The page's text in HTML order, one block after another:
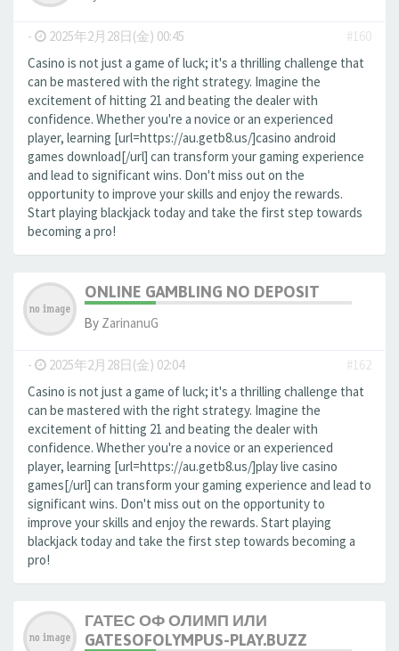
- 2025年2月28日(金) 00:45
#160
Casino is not just a game of luck; it's a thrilling challenge that
can be mastered with the right strategy. Imagine the
excitement of hitting 21 and beating the dealer with
confidence. Whether you're a novice or an experienced
player, learning [url=https://au.getb8.us/]casino android
games download[/url] can transform your gaming experience
and lead to significant wins. Don't miss out on the
opportunity to improve your skills and enjoy the rewards.
Start playing blackjack today and take the first step towards
becoming a pro!
ONLINE GAMBLING NO DEPOSIT
By ZarinanuG
- 2025年2月28日(金) 02:04
#162
Casino is not just a game of luck; it's a thrilling challenge that
can be mastered with the right strategy. Imagine the
excitement of hitting 21 and beating the dealer with
confidence. Whether you're a novice or an experienced
player, learning [url=https://au.getb8.us/]play live casino
games[/url] can transform your gaming experience and lead to
significant wins. Don't miss out on the opportunity to
improve your skills and enjoy the rewards. Start playing
blackjack today and take the first step towards becoming a
pro!
ГАТЕС ОФ ОЛИМП ИЛИ
GATESOFOLYMPUS-PLAY.BUZZ